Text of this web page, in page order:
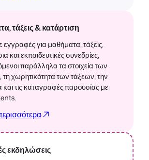
τάξεις & κατάρτιση
εγγραφές για μαθήματα, τάξεις,
και εκπαιδευτικές συνεδρίες,
παράλληλα τα στοιχεία των
χωρητικότητα των τάξεων, την
τις καταγραφές παρουσίας με
εκδηλώσεις